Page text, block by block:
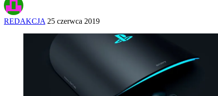
REDAKCJA 25 czerwca 2019